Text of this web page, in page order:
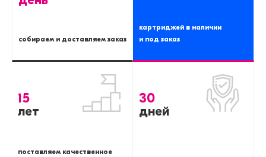
собираем и доставляем заказ
картриджей в наличии
и под заказ
15
лет
поставляем качественное
30
дней